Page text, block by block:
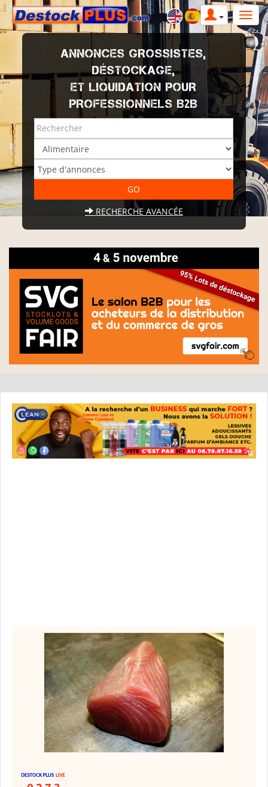
ANNONCES GROSSISTES,
DÉSTOCKAGE,
ET LIQUIDATION POUR
PROFESSIONNELS B2B
RECHERCHE AVANCÉE